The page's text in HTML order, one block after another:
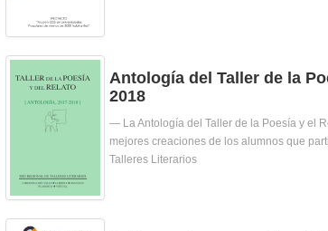
Antología del Taller de la
2018
La Antología del Taller de la Poesía y el
mejores creaciones de los alumnos que
Talleres Literarios